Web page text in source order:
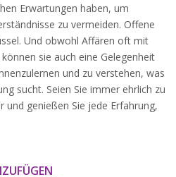
Erwartungen haben, um
zu vermeiden. Offene
Und obwohl Affären oft mit
sie auch eine Gelegenheit
und zu verstehen, was
sucht. Seien Sie immer ehrlich zu
und genießen Sie jede Erfahrung,